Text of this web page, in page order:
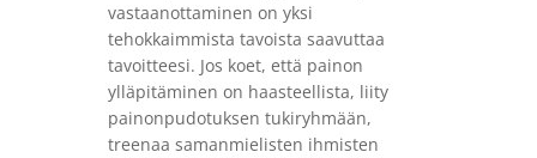
vastaanottaminen on yksi
tehokkaimmista tavoista saavuttaa
tavoitteesi. Jos koet, että painon
ylläpitäminen on haasteellista, liity
painonpudotuksen tukiryhmään,
treenaa samanmielisten ihmisten